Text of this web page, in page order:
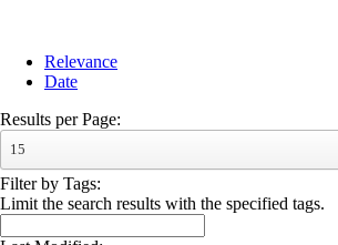
Relevance
Date
Results per Page:
15
Filter by Tags:
Limit the search results with the specified tags.